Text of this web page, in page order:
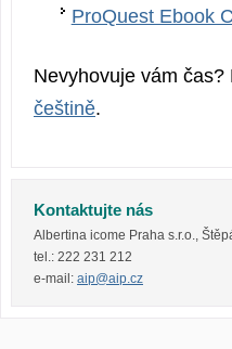
ProQuest Ebook
Nevyhovuje vám
češtině.
Kontaktujte nás
Albertina icome Praha s.r.o.
tel.: 222 231 212
e-mail: aip@aip.cz